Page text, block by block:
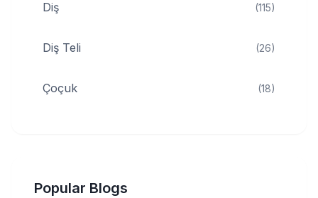
Diş (115)
Diş Teli (26)
Çoçuk (18)
Popular Blogs